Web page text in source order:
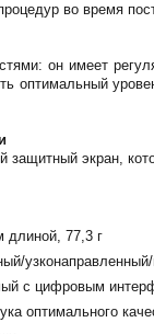
во время
он имеет
оптимальный
защитный экран,
длиной, 77,3 г
с цифровым
оптимального